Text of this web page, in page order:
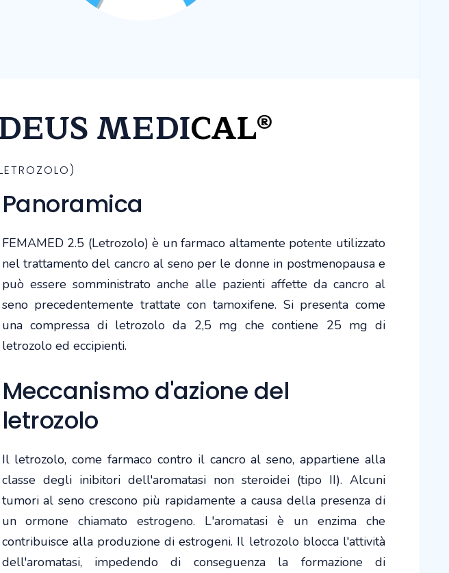
MEDICAL®
Panoramica
FEMAMED 2.5 (Letrozolo) è un farmaco altamente potente utilizzato
nel trattamento del cancro al seno per le donne in postmenopausa e
può essere somministrato anche alle pazienti affette da cancro al
seno precedentemente trattate con tamoxifene. Si presenta come
una compressa di letrozolo da 2,5 mg che contiene 25 mg di
letrozolo ed eccipienti.
Meccanismo d'azione del
letrozolo
Il letrozolo, come farmaco contro il cancro al seno, appartiene alla
classe degli inibitori dell'aromatasi non steroidei (tipo II). Alcuni
tumori al seno crescono più rapidamente a causa della presenza di
un ormone chiamato estrogeno. L'aromatasi è un enzima che
contribuisce alla produzione di estrogeni. Il letrozolo blocca l'attività
dell'aromatasi, impedendo di conseguenza la formazione di